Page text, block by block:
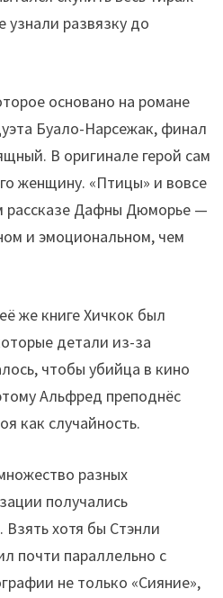
узнали развязку до
основано на романе
Буало-Нарсежак, финал
В оригинале герой сам
женщину. «Птицы» и вовсе
рассказе Дафны Дюморье —
и эмоциональном, чем
же книге Хичкок был
детали из-за
чтобы убийца в кино
Альфред преподнёс
как случайность.
разных
получались
Взять хотя бы Стэнли
почти параллельно с
не только «Сияние»,